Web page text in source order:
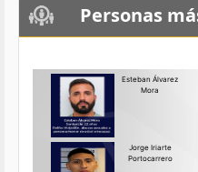
Personas